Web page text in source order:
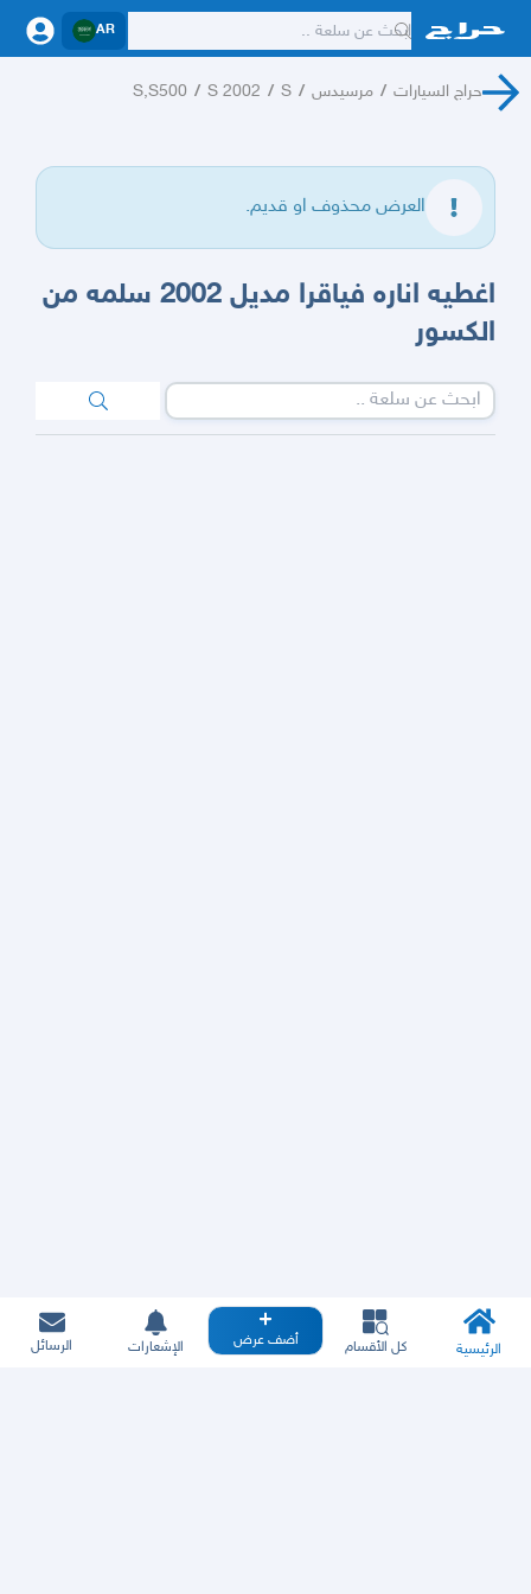
AR
حراج السيارات / مرسيدس /
S
/
S 2002
/
S,S500
العرض محذوف او قديم.
اغطيه اناره فياقرا مديل 2002 سلمه من
الكسور
الرئيسية كل الأقسام أضف عرض الإشعارات الرسائل